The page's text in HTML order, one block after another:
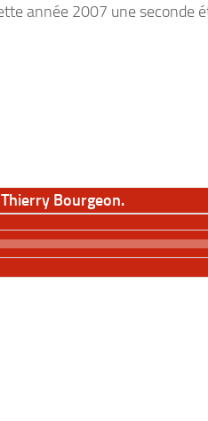
année 2007 une seconde
Bourgeon.